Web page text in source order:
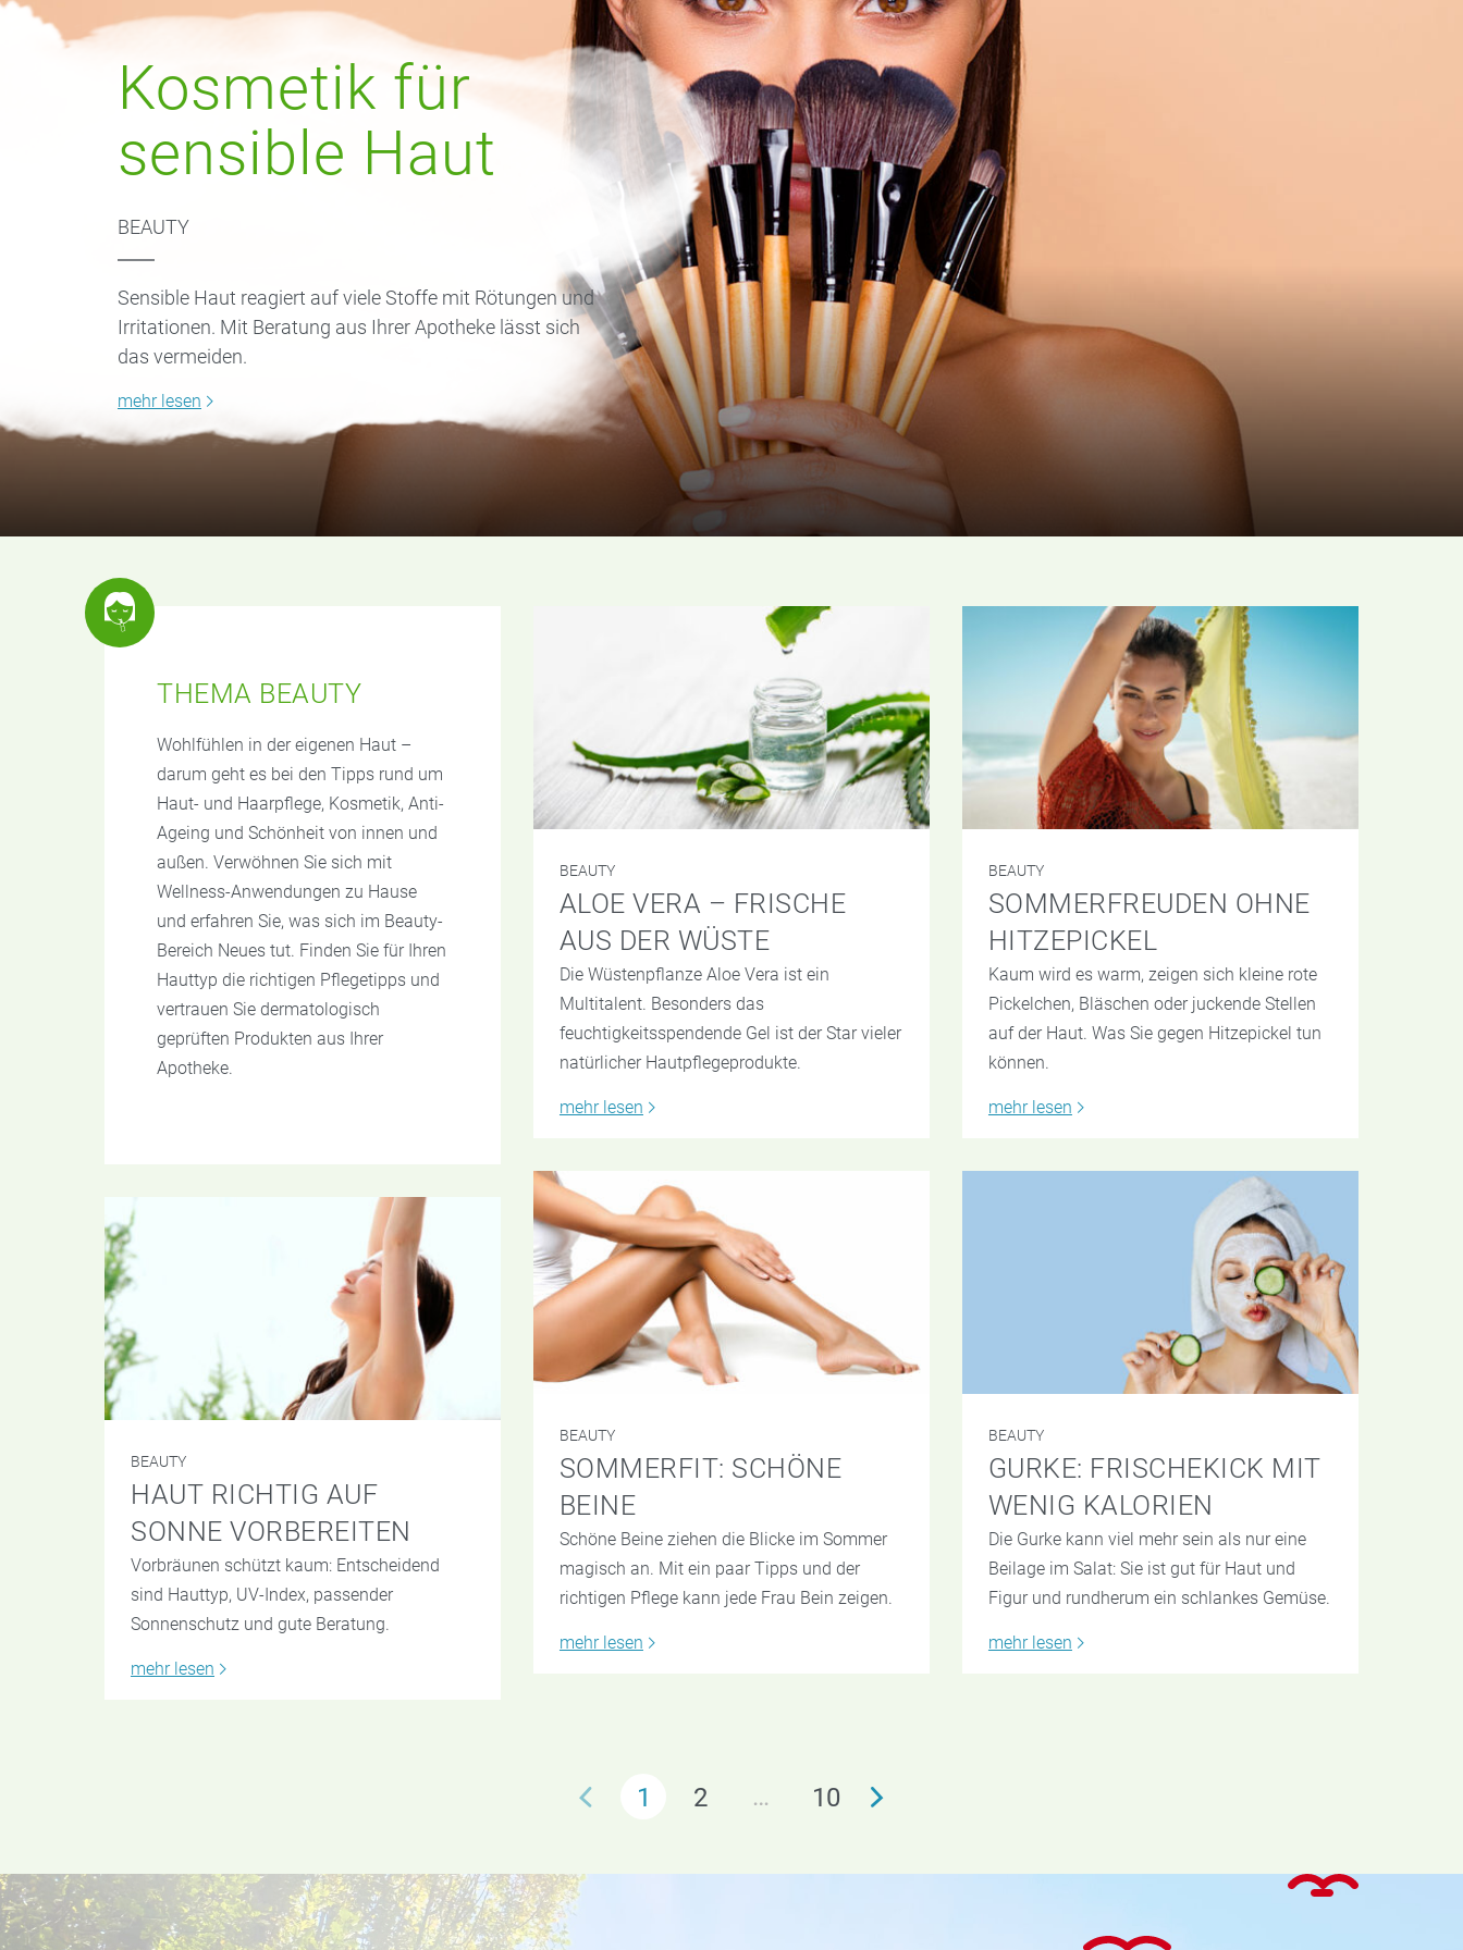
Kosmetik für
sensible Haut
BEAUTY
Sensible Haut reagiert auf viele Stoffe mit Rötungen und
Irritationen. Mit Beratung aus Ihrer Apotheke lässt sich
das vermeiden.
mehr lesen
THEMA BEAUTY
Wohlfühlen in der eigenen Haut –
darum geht es bei den Tipps rund um
Haut- und Haarpflege, Kosmetik, Anti-
Ageing und Schönheit von innen und
außen. Verwöhnen Sie sich mit
Wellness-Anwendungen zu Hause
und erfahren Sie, was sich im Beauty-
Bereich Neues tut. Finden Sie für Ihren
Hauttyp die richtigen Pflegetipps und
vertrauen Sie dermatologisch
geprüften Produkten aus Ihrer
Apotheke.
BEAUTY
ALOE VERA – FRISCHE
AUS DER WÜSTE
Die Wüstenpflanze Aloe Vera ist ein
Multitalent. Besonders das
feuchtigkeitsspendende Gel ist der Star vieler
natürlicher Hautpflegeprodukte.
mehr lesen
BEAUTY
SOMMERFREUDEN OHNE
HITZEPICKEL
Kaum wird es warm, zeigen sich kleine rote
Pickelchen, Bläschen oder juckende Stellen
auf der Haut. Was Sie gegen Hitzepickel tun
können.
mehr lesen
BEAUTY
SOMMERFIT: SCHÖNE
BEINE
Schöne Beine ziehen die Blicke im Sommer
magisch an. Mit ein paar Tipps und der
richtigen Pflege kann jede Frau Bein zeigen.
mehr lesen
BEAUTY
GURKE: FRISCHEKICK MIT
WENIG KALORIEN
Die Gurke kann viel mehr sein als nur eine
Beilage im Salat: Sie ist gut für Haut und
Figur und rundherum ein schlankes Gemüse.
mehr lesen
BEAUTY
HAUT RICHTIG AUF
SONNE VORBEREITEN
Vorbräunen schützt kaum: Entscheidend
sind Hauttyp, UV-Index, passender
Sonnenschutz und gute Beratung.
mehr lesen
1 2 … 10